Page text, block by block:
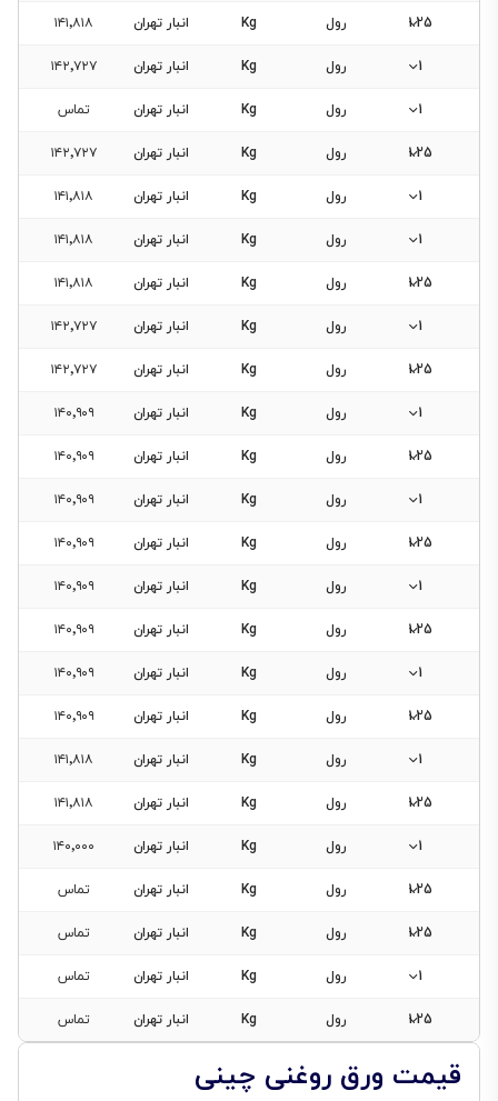
3
1.25 رول Kg انبار تهران ۱۴۱٬۸۱۸
1 رول Kg انبار تهران ۱۴۲٬۷۲۷
1 رول Kg انبار تهران تماس
1.25 رول Kg انبار تهران ۱۴۲٬۷۲۷
1 رول Kg انبار تهران ۱۴۱٬۸۱۸
1 رول Kg انبار تهران ۱۴۱٬۸۱۸
1.25 رول Kg انبار تهران ۱۴۱٬۸۱۸
1 رول Kg انبار تهران ۱۴۲٬۷۲۷
1.25 رول Kg انبار تهران ۱۴۲٬۷۲۷
1 رول Kg انبار تهران ۱۴۰٬۹۰۹
1.25 رول Kg انبار تهران ۱۴۰٬۹۰۹
1 رول Kg انبار تهران ۱۴۰٬۹۰۹
1.25 رول Kg انبار تهران ۱۴۰٬۹۰۹
1 رول Kg انبار تهران ۱۴۰٬۹۰۹
1.25 رول Kg انبار تهران ۱۴۰٬۹۰۹
1 رول Kg انبار تهران ۱۴۰٬۹۰۹
1.25 رول Kg انبار تهران ۱۴۰٬۹۰۹
1 رول Kg انبار تهران ۱۴۱٬۸۱۸
1.25 رول Kg انبار تهران ۱۴۱٬۸۱۸
1 رول Kg انبار تهران ۱۴۰٬۰۰۰
1.25 رول Kg انبار تهران تماس
1.25 رول Kg انبار تهران تماس
1 رول Kg انبار تهران تماس
1.25 رول Kg انبار تهران تماس
قیمت ورق روغنی چینی